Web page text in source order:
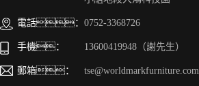
電話： 0752-3368726
手機： 13600419948（謝先生）
郵箱： tse@worldmarkfurniture.com